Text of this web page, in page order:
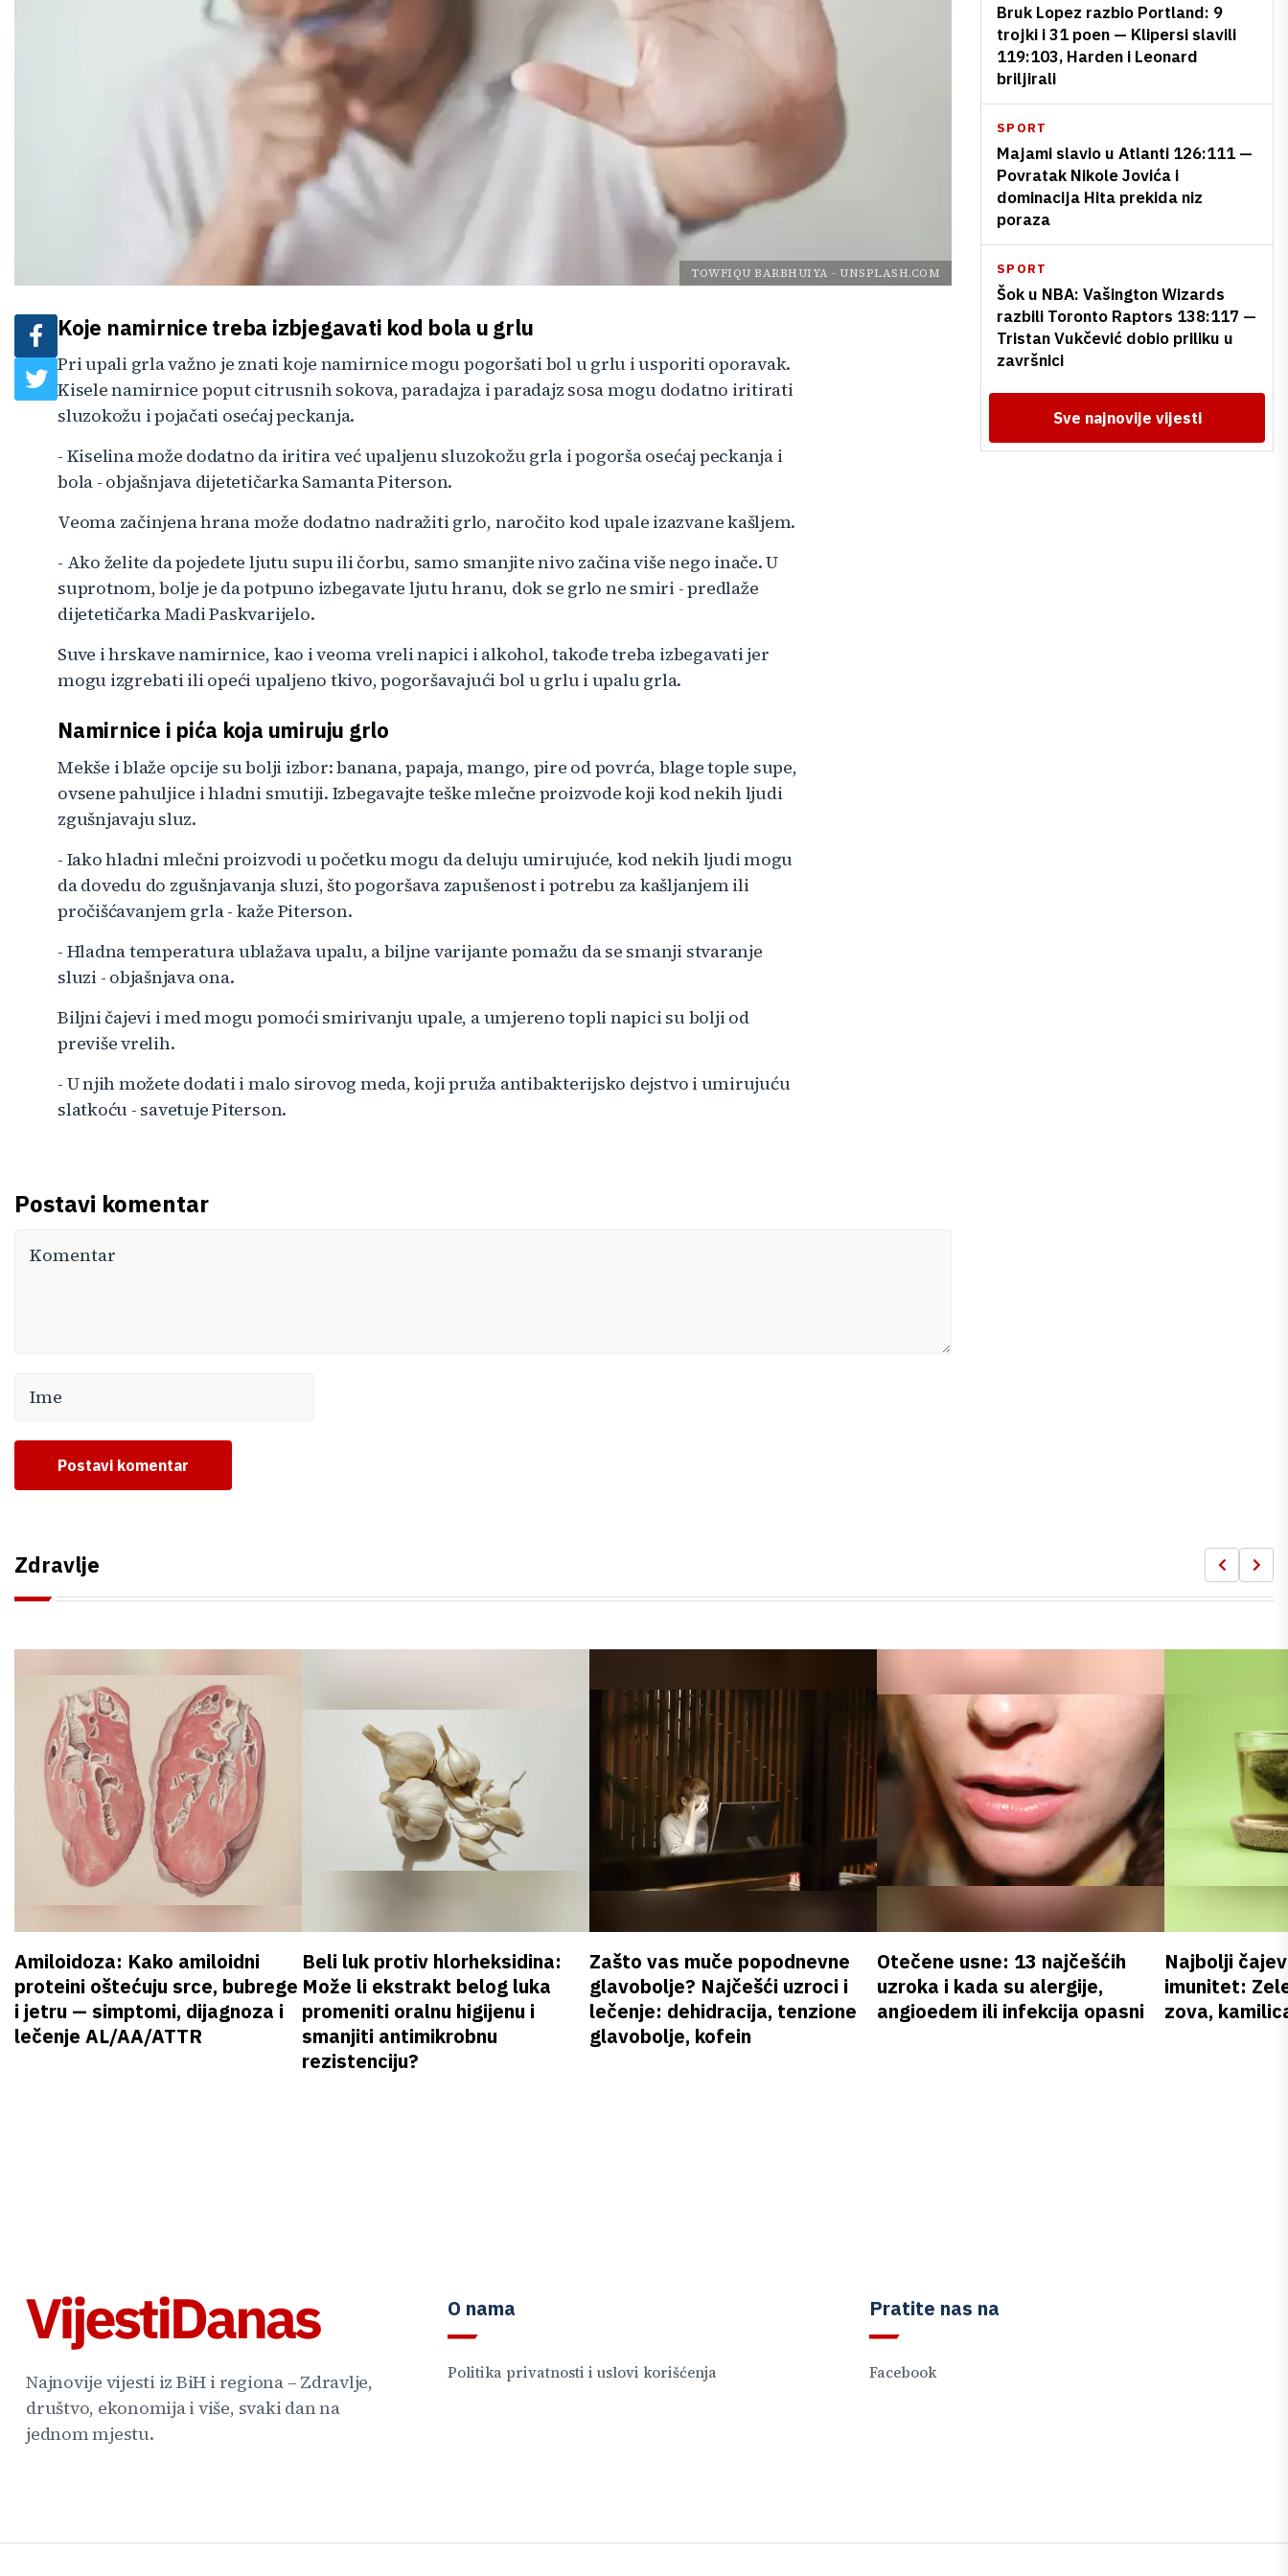
TOWFIQU BARBHUIYA - UNSPLASH.COM
Koje namirnice treba izbjegavati kod bola u grlu
Pri upali grla važno je znati koje namirnice mogu pogoršati bol u grlu i usporiti oporavak.
Kisele namirnice poput citrusnih sokova, paradajza i paradajz sosa mogu dodatno iritirati
sluzokožu i pojačati osećaj peckanja.
- Kiselina može dodatno da iritira već upaljenu sluzokožu grla i pogorša osećaj peckanja i
bola - objašnjava dijetetičarka Samanta Piterson.
Veoma začinjena hrana može dodatno nadražiti grlo, naročito kod upale izazvane kašljem.
- Ako želite da pojedete ljutu supu ili čorbu, samo smanjite nivo začina više nego inače. U
suprotnom, bolje je da potpuno izbegavate ljutu hranu, dok se grlo ne smiri - predlaže
dijetetičarka Madi Paskvarijelo.
Suve i hrskave namirnice, kao i veoma vreli napici i alkohol, takođe treba izbegavati jer
mogu izgrebati ili opeći upaljeno tkivo, pogoršavajući bol u grlu i upalu grla.
Namirnice i pića koja umiruju grlo
Mekše i blaže opcije su bolji izbor: banana, papaja, mango, pire od povrća, blage tople supe,
ovsene pahuljice i hladni smutiji. Izbegavajte teške mlečne proizvode koji kod nekih ljudi
zgušnjavaju sluz.
- Iako hladni mlečni proizvodi u početku mogu da deluju umirujuće, kod nekih ljudi mogu
da dovedu do zgušnjavanja sluzi, što pogoršava zapušenost i potrebu za kašljanjem ili
pročišćavanjem grla - kaže Piterson.
- Hladna temperatura ublažava upalu, a biljne varijante pomažu da se smanji stvaranje
sluzi - objašnjava ona.
Biljni čajevi i med mogu pomoći smirivanju upale, a umjereno topli napici su bolji od
previše vrelih.
- U njih možete dodati i malo sirovog meda, koji pruža antibakterijsko dejstvo i umirujuću
slatkoću - savetuje Piterson.
Postavi komentar
Postavi komentar
Bruk Lopez razbio Portland: 9
trojki i 31 poen — Klipersi slavili
119:103, Harden i Leonard
briljirali
SPORT
Majami slavio u Atlanti 126:111 —
Povratak Nikole Jovića i
dominacija Hita prekida niz
poraza
SPORT
Šok u NBA: Vašington Wizards
razbili Toronto Raptors 138:117 —
Tristan Vukčević dobio priliku u
završnici
Sve najnovije vijesti
Zdravlje
Amiloidoza: Kako amiloidni
proteini oštećuju srce, bubrege
i jetru — simptomi, dijagnoza i
lečenje AL/AA/ATTR
Beli luk protiv hlorheksidina:
Može li ekstrakt belog luka
promeniti oralnu higijenu i
smanjiti antimikrobnu
rezistenciju?
Zašto vas muče popodnevne
glavobolje? Najčešći uzroci i
lečenje: dehidracija, tenzione
glavobolje, kofein
Otečene usne: 13 najčešćih
uzroka i kada su alergije,
angioedem ili infekcija opasni
Najbolji
imunitet:
zova,
Najnovije vijesti iz BiH i regiona – Zdravlje,
društvo, ekonomija i više, svaki dan na
jednom mjestu.
O nama
Politika privatnosti i uslovi korišćenja
Pratite nas na
Facebook